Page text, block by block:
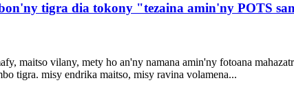
tigra dia tokony "tezaina amin'ny POTS
maitso vilany, mety ho an'ny namana amin'ny fotoana
tigra. misy endrika maitso, misy ravina volamena...